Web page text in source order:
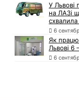
У Львові
на ЛАЗі
6
Як
Львові 6
6